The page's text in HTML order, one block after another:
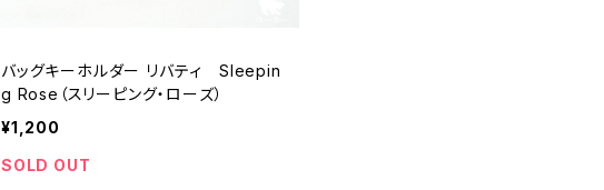
バッグキーホルダー リバティ Sleepin
g Rose（スリーピング・ローズ）
¥1,200
SOLD OUT